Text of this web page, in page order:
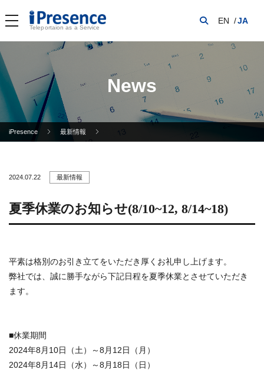
Teleportaion as a Service
EN JA
News
iPresence 最新情報
2024.07.22 最新情報
夏季休業のお知らせ(8/10~12, 8/14~18)
平素は格別のお引き立てをいただき厚くお礼申し上げます。
弊社では、誠に勝手ながら下記日程を夏季休業とさせていただき
ます。
■休業期間
2024年8月10日（土）～8月12日（月）
2024年8 月 14日（水）～8 月 18日（日）